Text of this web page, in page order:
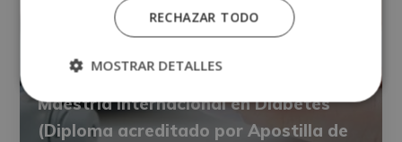
Maestría Internacional en Diabetes
(Diploma acreditado por Apostilla de
RECHAZAR TODO
MOSTRAR DETALLES